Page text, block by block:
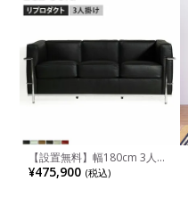
【設置無料】幅180cm 3人掛
け LC2 ソファ ル・コルビジ
ェ リプロダクト リアルレザ
¥475,900 (税込)